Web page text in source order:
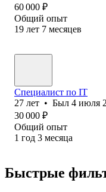
60 000 ₽
Общий опыт
19 лет 7 месяцев
Специалист по IT
27 лет • Был 4 июля
30 000 ₽
Общий опыт
1 год 3 месяца
Быстрые